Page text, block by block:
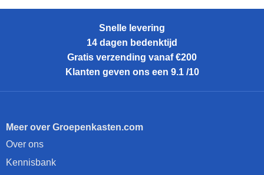
Snelle levering
14 dagen bedenktijd
Gratis verzending vanaf €200
Klanten geven ons een 9.1 /10
Meer over Groepenkasten.com
Over ons
Kennisbank